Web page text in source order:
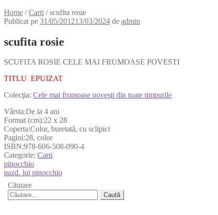
Home /Carti /scufita rosie
Publicat pe 31/05/201213/03/2024 de admin
scufita rosie
SCUFITA ROSIE CELE MAI FRUMOASE POVESTI
TITLU EPUIZAT
Colecţia: Cele mai frumoase poveşti din toate timpurile
Vârsta:De la 4 ani
Format (cm):22 x 28
Coperta:Color, buretată, cu sclipici
Pagini:28, color
ISBN:978-606-508-090-4
Categorie: Carti
Navigare
în
articole
Articolul
anterior:
pinocchio
Articolul
următor:
nazd. lui pinocchio
Căutare
Caută
după: